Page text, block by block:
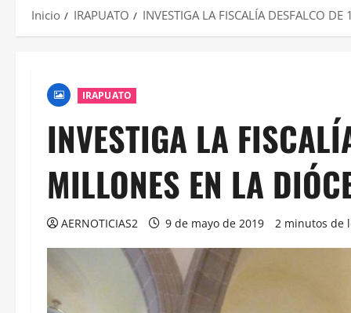
Inicio IRAPUATO INVESTIGA LA FISCALÍA DESFALCO
IRAPUATO
INVESTIGA LA
MILLONES EN LA
AERNOTICIAS2 9 de mayo de 2019 2 minutos de